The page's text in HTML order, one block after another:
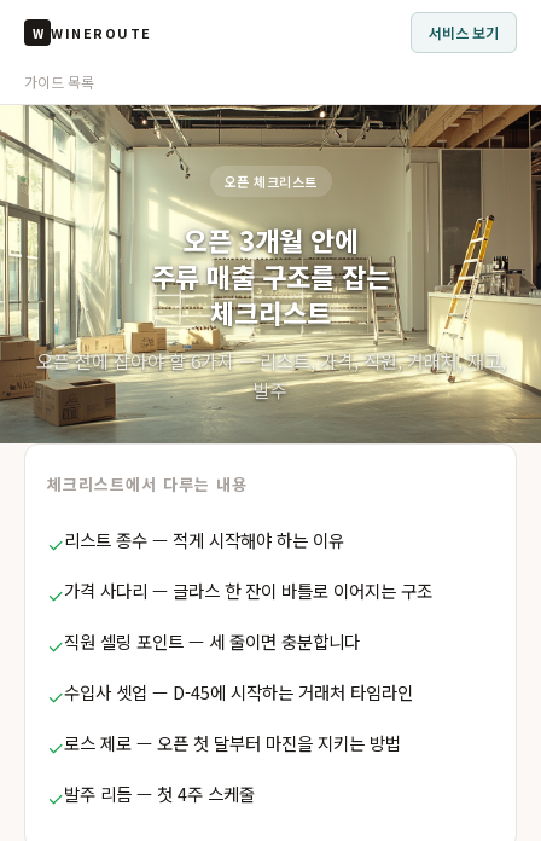
W WINEROUTE 서비스 보기
가이드 목록
오픈 체크리스트
오픈 3개월 안에
주류 매출 구조를 잡는
체크리스트
오픈 전에 잡아야 할 6가지 — 리스트, 가격, 직원, 거래처, 재고,
발주
체크리스트에서 다루는 내용
✓리스트 종수 — 적게 시작해야 하는 이유
✓가격 사다리 — 글라스 한 잔이 바틀로 이어지는 구조
✓직원 셀링 포인트 — 세 줄이면 충분합니다
✓수입사 셋업 — D-45에 시작하는 거래처 타임라인
✓로스 제로 — 오픈 첫 달부터 마진을 지키는 방법
✓발주 리듬 — 첫 4주 스케줄